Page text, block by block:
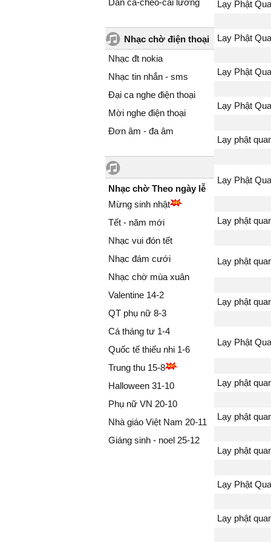
Dân ca-chèo-cải lương
Nhạc chờ điện thoại
Nhạc đt nokia
Nhạc tin nhắn - sms
Đại ca nghe điện thoại
Mời nghe điện thoại
Đơn âm - đa âm
Nhạc chờ Theo ngày lễ
Mừng sinh nhật
Tết - năm mới
Nhạc vui đón tết
Nhạc đám cưới
Nhạc chờ mùa xuân
Valentine 14-2
QT phụ nữ 8-3
Cá tháng tư 1-4
Quốc tế thiếu nhi 1-6
Trung thu 15-8
Halloween 31-10
Phụ nữ VN 20-10
Nhà giáo Việt Nam 20-11
Giáng sinh - noel 25-12
tỏa ngát nhân
bến mê đời
Cho con
nạn đời con
Dưới tòa
Người đã
Mười hai
Cứu giúp
Trái tim sáng
rưới khắp thế
thanh nhàn
Dưới tòa sen
Lạy Phật
Lạy Phật
Lạy Phật
Lạy Phật
Lạy Phật
Lạy phật
Lạy Phật
Lạy phật
Lạy phật
Lạy phật
Lạy Phật
Lạy phật
Lạy phật
Lạy phật
Lạy Phật
Lạy phật